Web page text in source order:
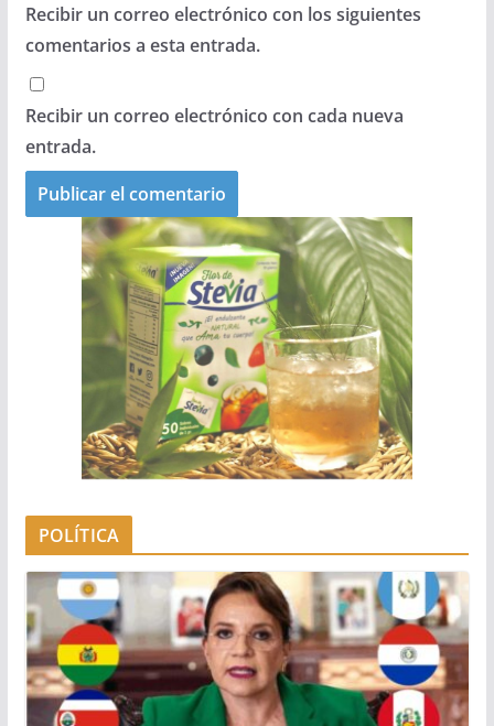
Recibir un correo electrónico con los siguientes
comentarios a esta entrada.
Recibir un correo electrónico con cada nueva
entrada.
POLÍTICA